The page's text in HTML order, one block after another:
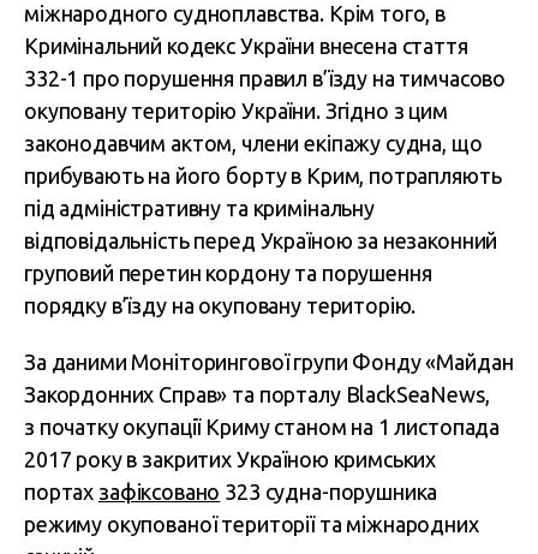
міжнародного судноплавства. Крім того, в
Кримінальний кодекс України внесена стаття
332-1 про порушення правил в’їзду на тимчасово
окуповану територію України. Згідно з цим
законодавчим актом, члени екіпажу судна, що
прибувають на його борту в Крим, потрапляють
під адміністративну та кримінальну
відповідальність перед Україною за незаконний
груповий перетин кордону та порушення
порядку в’їзду на окуповану територію.
За даними Моніторингової групи Фонду «Майдан
Закордонних Справ» та порталу BlackSeaNews,
з початку окупації Криму станом на 1 листопада
2017 року в закритих Україною кримських
портах зафіксовано 323 судна-порушника
режиму окупованої території та міжнародних